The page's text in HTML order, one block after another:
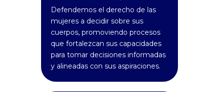
Defendemos el derecho de las
mujeres a decidir sobre sus
cuerpos, promoviendo procesos
que fortalezcan sus capacidades
para tomar decisiones informadas
y alineadas con sus aspiraciones.